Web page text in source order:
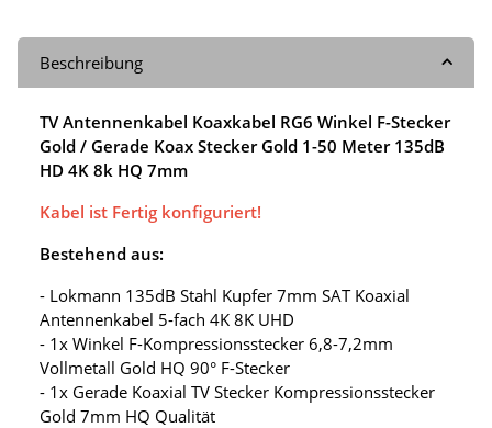
Beschreibung
TV Antennenkabel Koaxkabel RG6 Winkel F-Stecker
Gold / Gerade Koax Stecker Gold 1-50 Meter 135dB
HD 4K 8k HQ 7mm
Kabel ist Fertig konfiguriert!
Bestehend aus:
- Lokmann 135dB Stahl Kupfer 7mm SAT Koaxial
Antennenkabel 5-fach 4K 8K UHD
- 1x Winkel F-Kompressionsstecker 6,8-7,2mm
Vollmetall Gold HQ 90° F-Stecker
- 1x Gerade Koaxial TV Stecker Kompressionsstecker
Gold 7mm HQ Qualität